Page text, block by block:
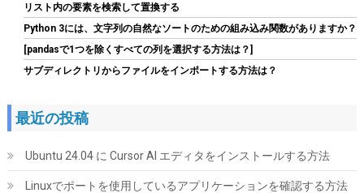
(539767) GBP 10.58 (2026-08-09 04:05 GMT +09:00 時点 -詳細は
こちら)
リスト内の要素を検索して置換する
Python 3には、文字列の自然なソートのための組み込み関数がありますか？
[pandasで1つを除くすべての列を選択する方法は？]
サブディレクトリからファイルをインポートする方法は？
最近の投稿
Ubuntu 24.04 に Cursor AI エディタをインストールする方法
Linuxでポートを使用しているアプリケーションを確認する方法